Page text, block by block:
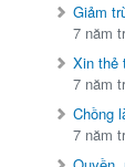
Giảm
7 năm
Xin thẻ
7 năm
Chồng
7 năm